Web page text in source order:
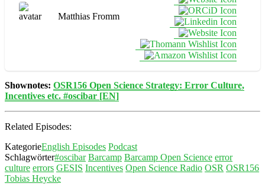
Matthias Fromm
Shownotes: OSR156 Open Science Strategy: Error Culture,
Incentives etc. #oscibar [EN]
Related Episodes:
KategorieEnglish Episodes Podcast
Schlagwörter#oscibar Barcamp Barcamp Open Science error
culture errors GESIS Incentives Open Science Radio OSR OSR156
Tobias Heycke